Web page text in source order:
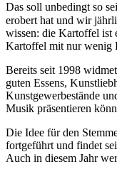
Das soll unbedingt so
erobert hat und wir
wissen: die Kartoffel ist
Kartoffel mit nur wenig
Bereits seit 1998
guten Essens,
Kunstgewerbestände
Musik präsentieren
Die Idee für den
fortgeführt und findet
Auch in diesem Jahr